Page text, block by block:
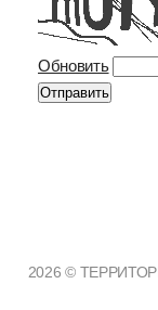
Обновить
2026 ©